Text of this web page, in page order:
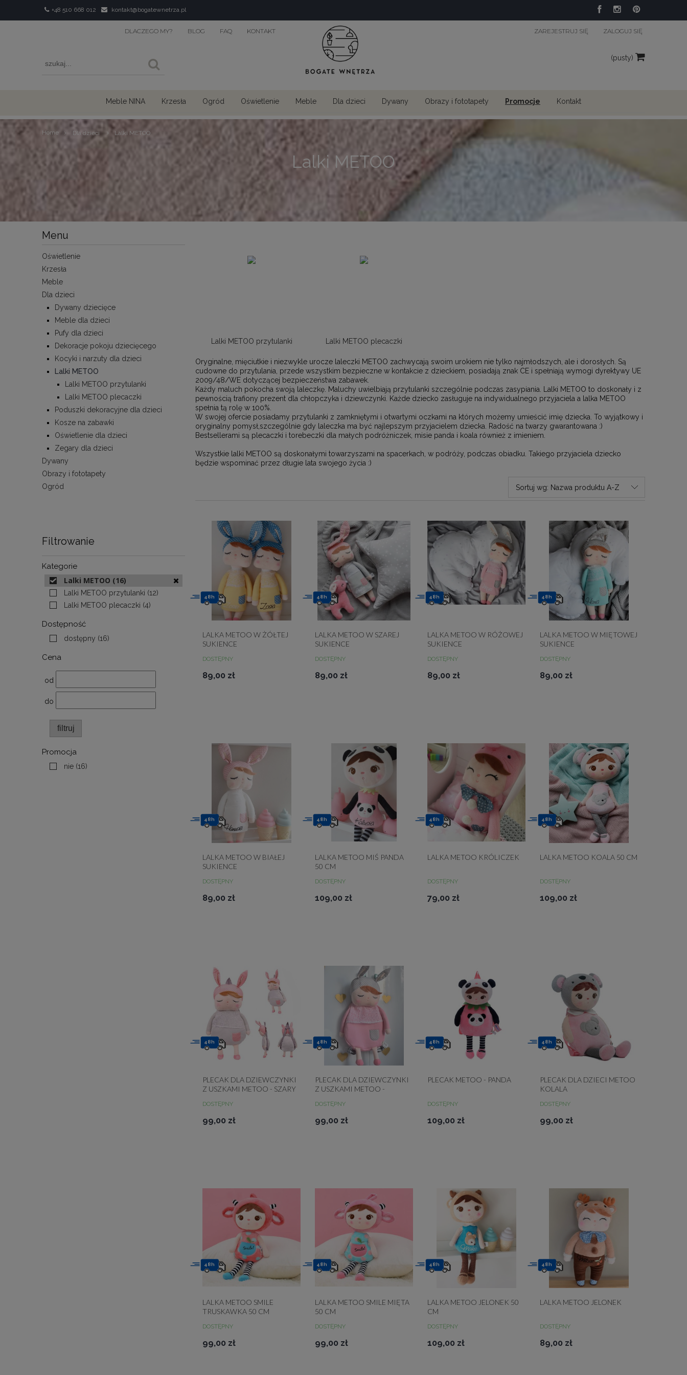
+48 510 668 012 kontakt@bogatewnetrza.pl
DLACZEGO MY? BLOG FAQ KONTAKT ZAREJESTRUJ SIĘ ZALOGUJ SIĘ
(pusty)
Meble NINA Krzesła Ogród Oświetlenie Meble Dla dzieci Dywany Obrazy i fototapety Promocje Kontakt
Home › Dla dzieci › Lalki METOO
Lalki METOO
Menu
Oświetlenie
Krzesła
Meble
Dla dzieci
Dywany dziecięce
Meble dla dzieci
Pufy dla dzieci
Dekoracje pokoju dziecięcego
Kocyki i narzuty dla dzieci
Lalki METOO
Lalki METOO przytulanki
Lalki METOO plecaczki
Poduszki dekoracyjne dla dzieci
Kosze na zabawki
Oświetlenie dla dzieci
Zegary dla dzieci
Dywany
Obrazy i fototapety
Ogród
Filtrowanie
Kategorie
Lalki METOO (16)
Lalki METOO przytulanki (12)
Lalki METOO plecaczki (4)
Dostępność
dostępny (16)
Cena
od
do
filtruj
Promocja
nie (16)
Lalki METOO przytulanki Lalki METOO plecaczki
Oryginalne, mięciutkie i niezwykle urocze laleczki METOO zachwycają swoim urokiem nie tylko najmłodszych, ale i dorosłych. Są
cudowne do przytulania, przede wszystkim bezpieczne w kontakcie z dzieckiem, posiadają znak CE i spełniają wymogi dyrektywy UE
2009/48/WE dotyczącej bezpieczeństwa zabawek.
Każdy maluch pokocha swoją laleczkę. Maluchy uwielbiają przytulanki szczególnie podczas zasypiania. Lalki METOO to doskonały i z
pewnością trafiony prezent dla chłopczyka i dziewczynki. Każde dziecko zasługuje na indywidualnego przyjaciela a lalka METOO
spełnia tą rolę w 100%.
W swojej ofercie posiadamy przytulanki z zamkniętymi i otwartymi oczkami na których możemy umieścić imię dziecka. To wyjątkowy i
oryginalny pomysł,szczególnie gdy laleczka ma być najlepszym przyjacielem dziecka. Radość na twarzy gwarantowana :)
Bestsellerami są plecaczki i torebeczki dla małych podróżniczek, misie panda i koala również z imieniem.
Wszystkie lalki METOO są doskonałymi towarzyszami na spacerkach, w podróży, podczas obiadku. Takiego przyjaciela dziecko
będzie wspominać przez długie lata swojego życia :)
Sortuj wg: Nazwa produktu A-Z
LALKA METOO W ŻÓŁTEJ
SUKIENCE
DOSTĘPNY
89,00 zł
48h
LALKA METOO W SZAREJ
SUKIENCE
DOSTĘPNY
89,00 zł
48h
LALKA METOO W RÓŻOWEJ
SUKIENCE
DOSTĘPNY
89,00 zł
48h
LALKA METOO W MIĘTOWEJ
SUKIENCE
DOSTĘPNY
89,00 zł
48h
LALKA METOO W BIAŁEJ
SUKIENCE
DOSTĘPNY
89,00 zł
48h
LALKA METOO MIŚ PANDA
50 CM
DOSTĘPNY
109,00 zł
48h
LALKA METOO KRÓLICZEK
DOSTĘPNY
79,00 zł
48h
LALKA METOO KOALA 50 CM
DOSTĘPNY
109,00 zł
48h
PLECAK DLA DZIEWCZYNKI
Z USZKAMI METOO - SZARY
DOSTĘPNY
99,00 zł
48h
PLECAK DLA DZIEWCZYNKI
Z USZKAMI METOO -
DOSTĘPNY
99,00 zł
48h
PLECAK METOO - PANDA
DOSTĘPNY
109,00 zł
48h
PLECAK DLA DZIECI METOO
KOLALA
DOSTĘPNY
99,00 zł
48h
LALKA METOO SMILE
TRUSKAWKA 50 CM
DOSTĘPNY
99,00 zł
48h
LALKA METOO SMILE MIĘTA
50 CM
DOSTĘPNY
99,00 zł
48h
LALKA METOO JELONEK 50
CM
DOSTĘPNY
109,00 zł
48h
LALKA METOO JELONEK
DOSTĘPNY
89,00 zł
48h